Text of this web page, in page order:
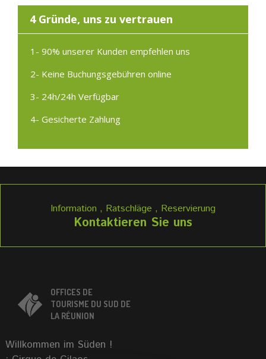
4 Gründe, uns zu vertrauen
1- 90% unserer Kunden empfehlen uns
2- Keine Buchungsgebühren online
3- 24h/24h Verfügbar
4- Gesicherte Zahlung
Information , Ratschläge , Reservierung
Kontaktieren Sie uns
OFFICES DE
TOURISME DU SUD DE
LA RÉUNION
Willkommen im Süden !